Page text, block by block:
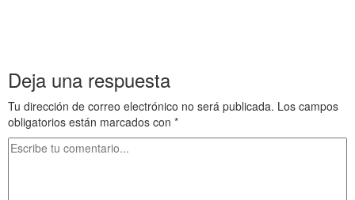
Deja una respuesta
Tu dirección de correo electrónico no será publicada. Los campos
obligatorios están marcados con *